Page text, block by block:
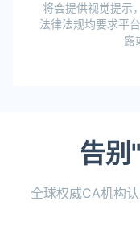
将会提供视觉提示
法律法规均要求平
露
告别
全球权威CA机构